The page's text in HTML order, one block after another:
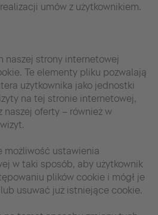
umów z użytkownikiem.
naszej strony internetowej
Te elementy pliku pozwalają
użytkownika jako jednostki
na tej stronie internetowej,
naszej oferty – również w
możliwość ustawienia
w taki sposób, aby użytkownik
plików cookie i mógł je
usuwać już istniejące cookie.